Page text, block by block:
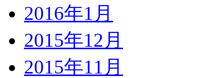
2016年1月
2015年12月
2015年11月